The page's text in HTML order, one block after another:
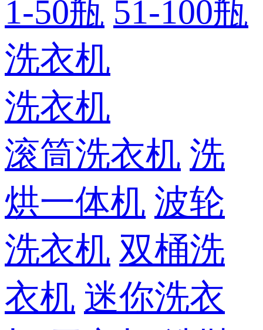
1-50瓶 51-100瓶
洗衣机
洗衣机
滚筒洗衣机 洗
烘一体机 波轮
洗衣机 双桶洗
衣机 迷你洗衣